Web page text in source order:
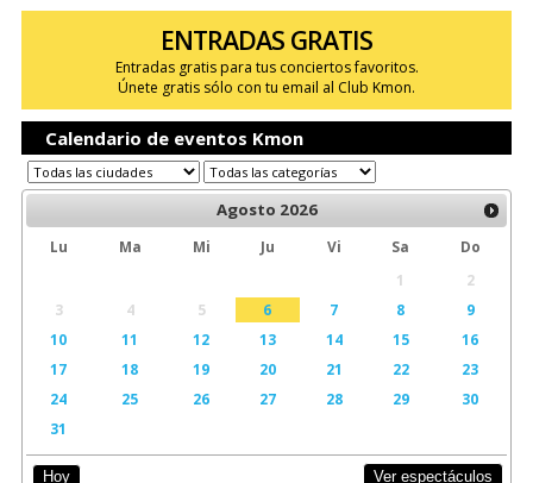
ENTRADAS GRATIS
Entradas gratis para tus conciertos favoritos.
Únete gratis sólo con tu email al Club Kmon.
Calendario de eventos Kmon
Agosto 2026
Lu Ma Mi Ju Vi Sa
Do
1
2
3
4 5 6 7 8
9
10
11 12 13 14 15
16
17
18 19 20 21 22
23
24
25 26 27 28 29
30
31
Hoy Ver espectáculos